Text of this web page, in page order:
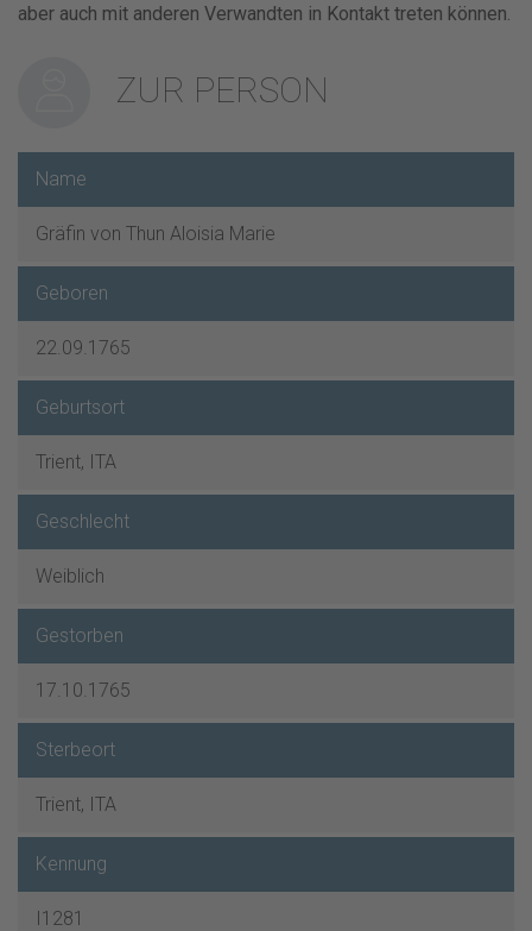
aber auch mit anderen Verwandten in Kontakt treten können.
ZUR PERSON
Name
Gräfin von Thun Aloisia Marie
Geboren
22.09.1765
Geburtsort
Trient, ITA
Geschlecht
Weiblich
Gestorben
17.10.1765
Sterbeort
Trient, ITA
Kennung
I1281